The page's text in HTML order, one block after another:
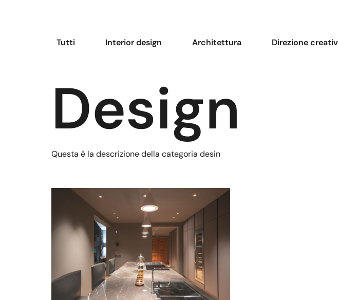
Tutti Interior design Architettura Direzione
Design
Questa è la descrizione della categoria desin